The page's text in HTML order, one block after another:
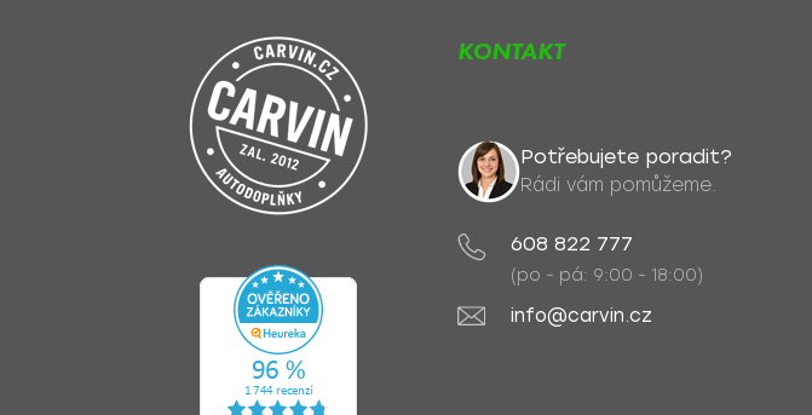
KONTAKT
Potřebujete poradit?
Rádi vám pomůžeme.
608 822 777
(po - pá: 9:00 - 18:00)
info@carvin.cz